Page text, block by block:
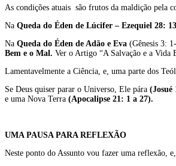
As condições atuais são frutos da maldição pela
Na Queda do Éden de Lúcifer – Ezequiel 28: 13
Na Queda do Éden de Adão e Eva (Gênesis 3:
Bem e o Mal. Ver o Artigo “A Salvação e a Vida
Lamentavelmente a Ciência, e, uma parte dos
Se Deus quiser parar o Universo, Ele pára (Josué
e uma Nova Terra (Apocalipse 21: 1 a 27).
UMA PAUSA PARA REFLEXÃO
Neste ponto do Assunto vou fazer uma reflexão,